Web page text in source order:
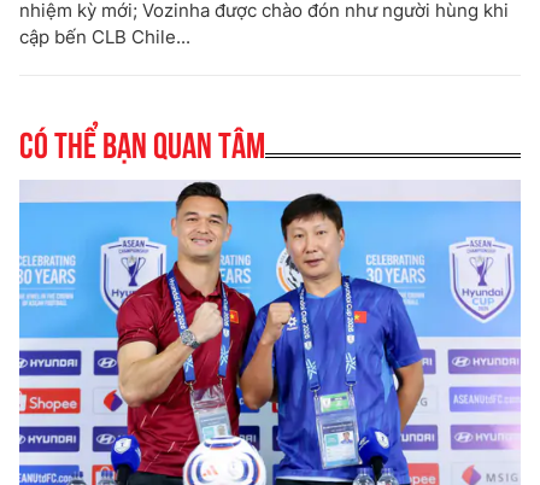
nhiệm kỳ mới; Vozinha được chào đón như người hùng khi
cập bến CLB Chile...
Có thể bạn quan tâm